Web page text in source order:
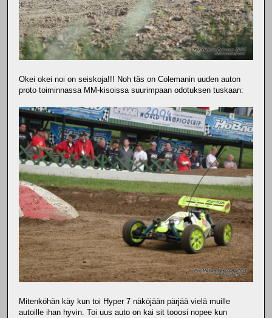
Okei okei noi on seiskoja!!! Noh täs on Colemanin uuden auton
proto toiminnassa MM-kisoissa suurimpaan odotuksen tuskaan:
Mitenköhän käy kun toi Hyper 7 näköjään pärjää vielä muille
autoille ihan hyvin. Toi uus auto on kai sit tooosi nopee kun